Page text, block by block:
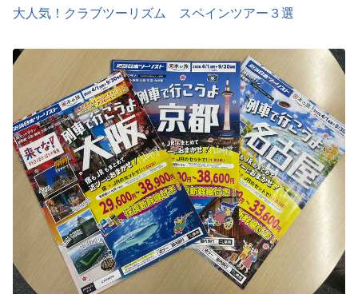
大人気！クラブツーリズム スペインツアー３選